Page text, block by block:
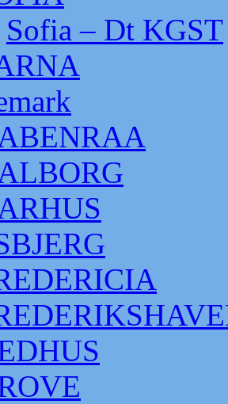
Sofia – Dt KGST